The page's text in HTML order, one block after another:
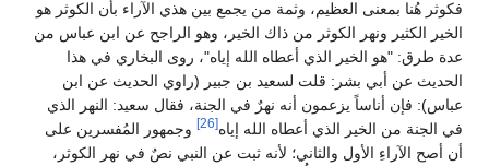
فكوثر هُنا بمعنى العظيم، وثمة من يجمع بين هذي الآراء بأن الكوثر هو
الخير الكثير ونهر الكوثر من ذاك الخير، وهو الراجح عن ابن عباس من
عدة طرق: "هو الخير الذي أعطاه الله إياه"، روى البخاري في هذا
الحديث عن أبي بشر: قلت لسعيد بن جبير (راوي الحديث عن ابن
عباس): فإن أناساً يزعمون أنه نهرٌ في الجنة، فقال سعيد: النهر الذي
في الجنة من الخير الذي أعطاه الله إياه[26]
وجمهور المُفسرين على
أن أصح الآراءِ الأول والثاني؛ لأنه ثبت عن النبي نصٌ في نهر الكوثر،